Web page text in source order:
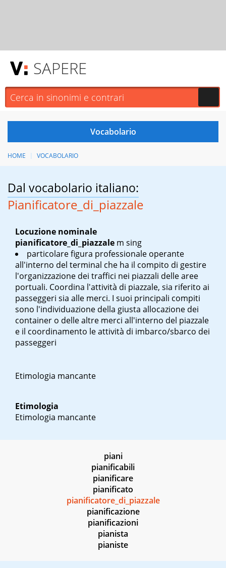
SAPERE
HOME VOCABOLARIO
Dal vocabolario italiano:
Pianificatore_di_piazzale
Locuzione nominale
pianificatore_di_piazzale m sing
particolare figura professionale operante
all'interno del terminal che ha il compito di gestire
l'organizzazione dei traffici nei piazzali delle aree
portuali. Coordina l'attività di piazzale, sia riferito ai
passeggeri sia alle merci. I suoi principali compiti
sono l'individuazione della giusta allocazione dei
container o delle altre merci all'interno del piazzale
e il coordinamento le attività di imbarco/sbarco dei
passeggeri
Etimologia mancante
Etimologia
Etimologia mancante
piani
pianificabili
pianificare
pianificato
pianificatore_di_piazzale
pianificazione
pianificazioni
pianista
pianiste